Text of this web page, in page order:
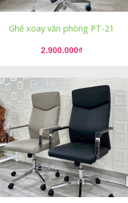
Ghế xoay văn phòng PT-21
2.900.000₫